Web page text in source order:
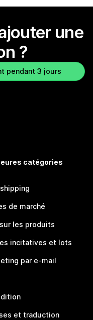
une
?
pendant 3 jours
catégories
de marché
les produits
incitatives et lots
par e-mail
et traduction